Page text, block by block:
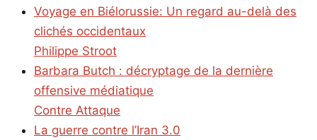
Voyage en Biélorussie: Un regard au-delà des
clichés occidentaux
Philippe Stroot
Barbara Butch : décryptage de la dernière
offensive médiatique
Contre Attaque
La guerre contre l’Iran 3.0